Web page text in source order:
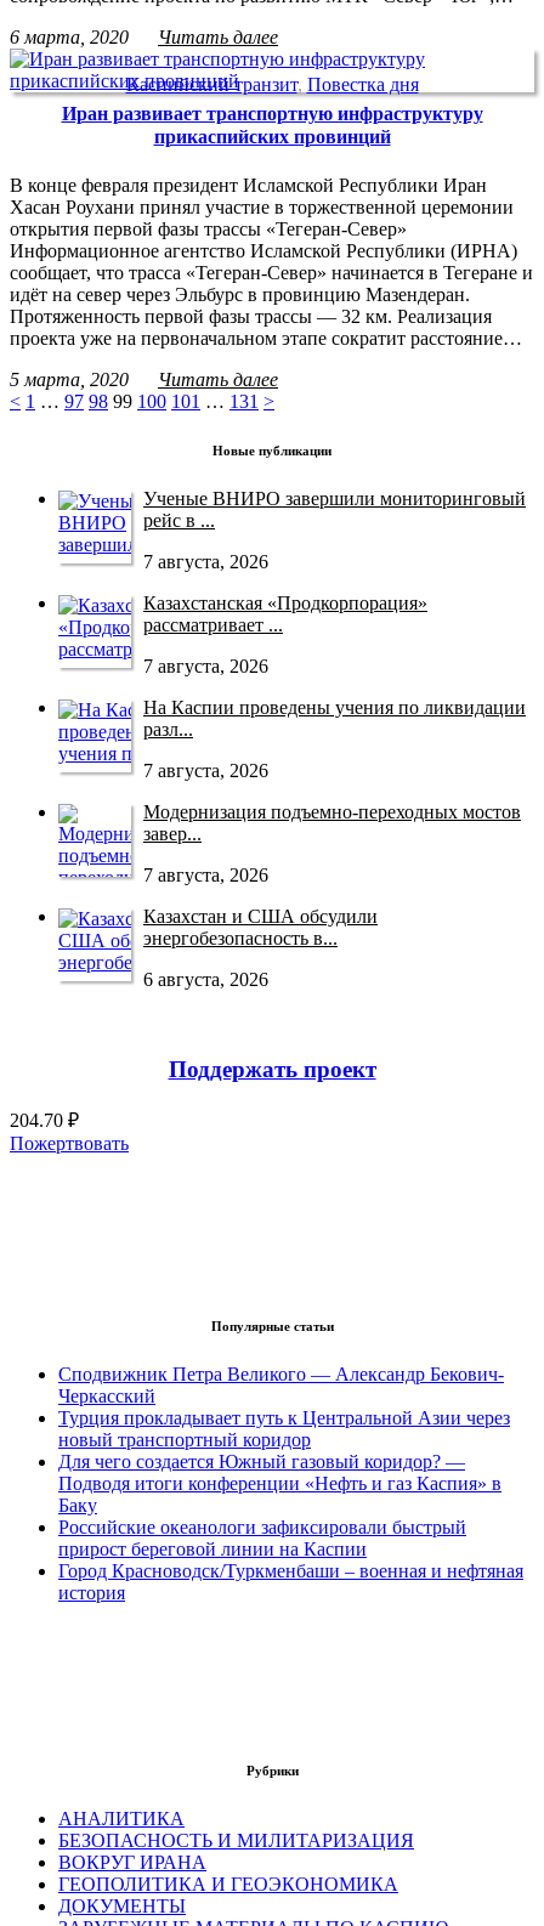
6 марта, 2020
Читать далее
Каспийский транзит, Повестка дня
Иран развивает транспортную инфраструктуру
прикаспийских провинций
В конце февраля президент Исламской Республики Иран
Хасан Роухани принял участие в торжественной церемонии
открытия первой фазы трассы «Тегеран-Север»
Информационное агентство Исламской Республики (ИРНА)
сообщает, что трасса «Тегеран-Север» начинается в Тегеране и
идёт на север через Эльбурс в провинцию Мазендеран.
Протяженность первой фазы трассы — 32 км. Реализация
проекта уже на первоначальном этапе сократит расстояние…
5 марта, 2020
Читать далее
< 1 … 97 98 99 100 101 … 131 >
Новые публикации
Ученые ВНИРО завершили мониторинговый
рейс в ...
7 августа, 2026
Казахстанская «Продкорпорация»
рассматривает ...
7 августа, 2026
На Каспии проведены учения по ликвидации
разл...
7 августа, 2026
Модернизация подъемно-переходных мостов
завер...
7 августа, 2026
Казахстан и США обсудили
энергобезопасность в...
6 августа, 2026
Поддержать проект
204.70 ₽
Пожертвовать
Популярные статьи
Сподвижник Петра Великого — Александр Бекович-
Черкасский
Турция прокладывает путь к Центральной Азии через
новый транспортный коридор
Для чего создается Южный газовый коридор? —
Подводя итоги конференции «Нефть и газ Каспия» в
Баку
Российские океанологи зафиксировали быстрый
прирост береговой линии на Каспии
Город Красноводск/Туркменбаши – военная и нефтяная
история
Рубрики
АНАЛИТИКА
БЕЗОПАСНОСТЬ И МИЛИТАРИЗАЦИЯ
ВОКРУГ ИРАНА
ГЕОПОЛИТИКА И ГЕОЭКОНОМИКА
ДОКУМЕНТЫ